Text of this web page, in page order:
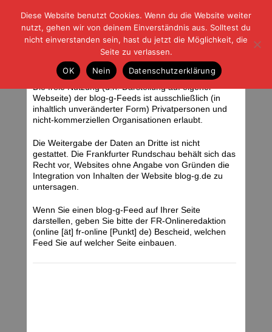
| | |BLOG-GFußball und der Rest
HOME|REGELN|IMPRESSUM |DATENSCHUTZ
Nutzungsbedingungen für Feeds
Die freie Nutzung (d.h. Darstellung auf eigener
Webseite) der blog-g-Feeds ist ausschließlich (in
inhaltlich unveränderter Form) Privatpersonen und
nicht-kommerziellen Organisationen erlaubt.
Die Weitergabe der Daten an Dritte ist nicht
gestattet. Die Frankfurter Rundschau behält sich das
Recht vor, Websites ohne Angabe von Gründen die
Integration von Inhalten der Website blog-g.de zu
untersagen.
Wenn Sie einen blog-g-Feed auf Ihrer Seite
darstellen, geben Sie bitte der FR-Onlineredaktion
(online [ät] fr-online [Punkt] de) Bescheid, welchen
Feed Sie auf welcher Seite einbauen.
Diese Website benutzt Cookies. Wenn du die Website weiter
nutzt, gehen wir von deinem Einverständnis aus. Solltest du
nicht einverstanden sein, hast du jetzt die Möglichkeit, die
Seite zu verlassen.
OK
Nein Datenschutzerklärung